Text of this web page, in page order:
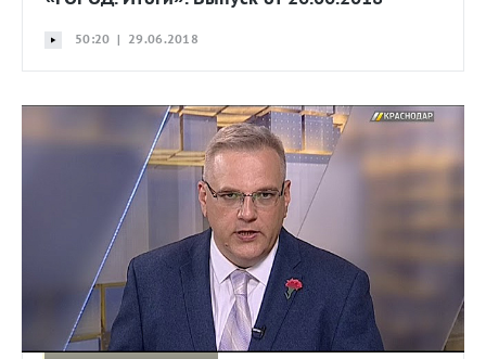
50:20 | 29.06.2018